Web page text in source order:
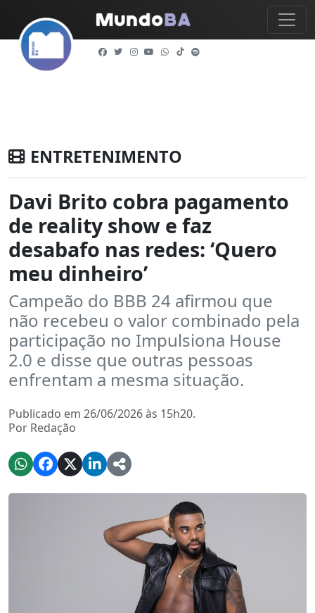
ENTRETENIMENTO
Davi Brito cobra pagamento
de reality show e faz
desabafo nas redes: ‘Quero
meu dinheiro’
Campeão do BBB 24 afirmou que
não recebeu o valor combinado pela
participação no Impulsiona House
2.0 e disse que outras pessoas
enfrentam a mesma situação.
Publicado em 26/06/2026 às 15h20.
Por Redação